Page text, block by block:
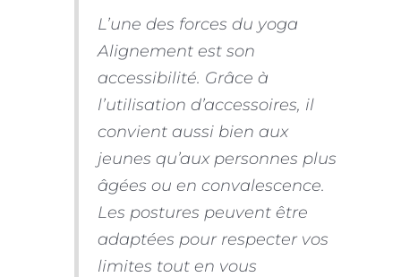
L’une des forces du yoga
Alignement est son
accessibilité. Grâce à
l’utilisation d’accessoires, il
convient aussi bien aux
jeunes qu’aux personnes plus
âgées ou en convalescence.
Les postures peuvent être
adaptées pour respecter vos
limites tout en vous